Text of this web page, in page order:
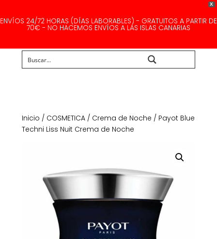
X
ENVÍOS 24/72 HORAS (DÍAS LABORABLES) - GRATUITOS A PARTIR DE
70€ - NO HACEMOS ENVÍOS A LAS ISLAS CANARIAS
Inicio / COSMETICA/ Crema de Noche / Payot Blue
Techni Liss Nuit Crema de Noche